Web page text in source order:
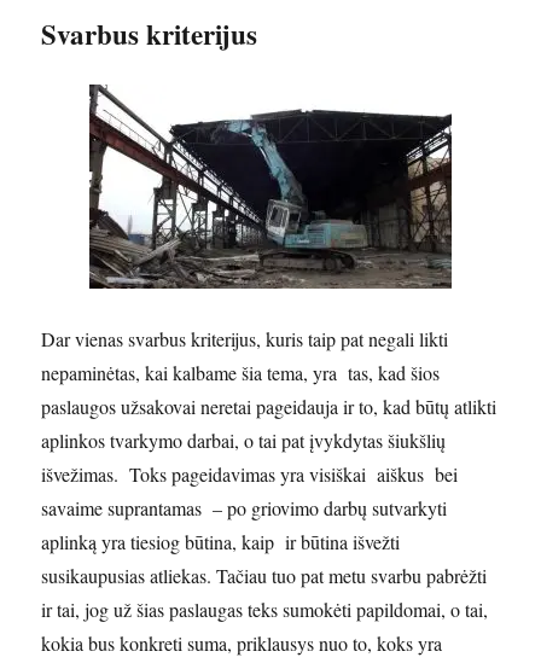
Svarbus kriterijus
Dar vienas svarbus kriterijus, kuris taip pat negali likti
nepaminėtas, kai kalbame šia tema, yra tas, kad šios
paslaugos užsakovai neretai pageidauja ir to, kad būtų atlikti
aplinkos tvarkymo darbai, o tai pat įvykdytas šiukšlių
išvežimas. Toks pageidavimas yra visiškai aiškus bei
savaime suprantamas – po griovimo darbų sutvarkyti
aplinką yra tiesiog būtina, kaip ir būtina išvežti
susikaupusias atliekas. Tačiau tuo pat metu svarbu pabrėžti
ir tai, jog už šias paslaugas teks sumokėti papildomai, o tai,
kokia bus konkreti suma, priklausys nuo to, koks yra